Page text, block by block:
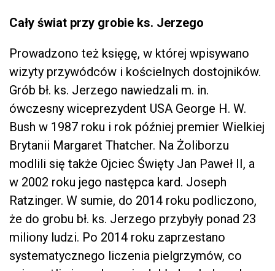
Cały świat przy grobie ks. Jerzego
Prowadzono też księgę, w której wpisywano
wizyty przywódców i kościelnych dostojników.
Grób bł. ks. Jerzego nawiedzali m. in.
ówczesny wiceprezydent USA George H. W.
Bush w 1987 roku i rok później premier Wielkiej
Brytanii Margaret Thatcher. Na Żoliborzu
modlili się także Ojciec Święty Jan Paweł II, a
w 2002 roku jego następca kard. Joseph
Ratzinger. W sumie, do 2014 roku podliczono,
że do grobu bł. ks. Jerzego przybyły ponad 23
miliony ludzi. Po 2014 roku zaprzestano
systematycznego liczenia pielgrzymów, co